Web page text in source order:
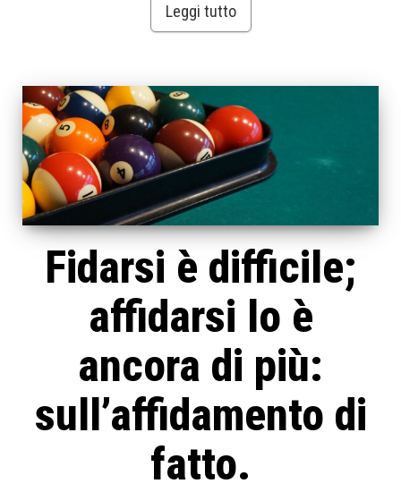
Leggi tutto
Fidarsi è difficile;
affidarsi lo è
ancora di più:
sull’affidamento di
fatto.